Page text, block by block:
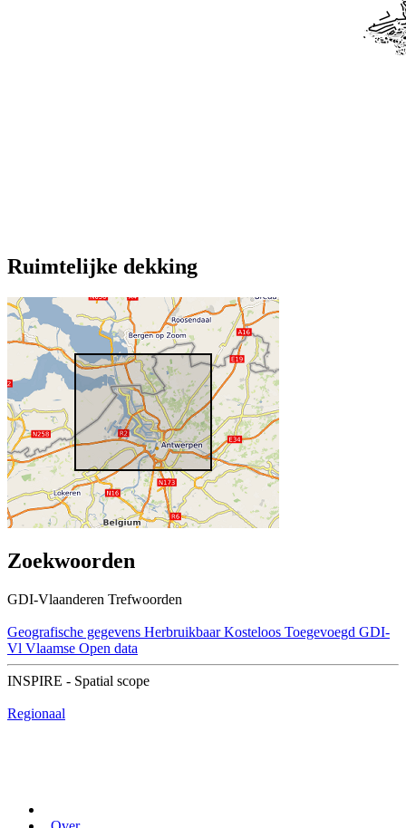
Ruimtelijke dekking
Zoekwoorden
GDI-Vlaanderen Trefwoorden
Geografische gegevens Herbruikbaar Kosteloos Toegevoegd GDI-
Vl Vlaamse Open data
INSPIRE - Spatial scope
Regionaal